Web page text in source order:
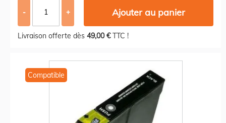
- + Ajouter au panier
Livraison offerte dès 49,00 €TTC !
Compatible